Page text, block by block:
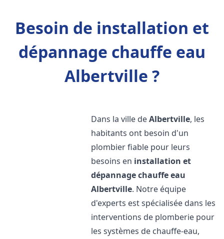
Besoin de installation et
dépannage chauffe eau
Albertville ?
Dans la ville deAlbertville, les
habitants ont besoin d'un
plombier fiable pour leurs
besoins en installation et
dépannage chauffe eau
Albertville. Notre équipe
d'experts est spécialisée dans les
interventions de plomberie pour
les systèmes de chauffe-eau,